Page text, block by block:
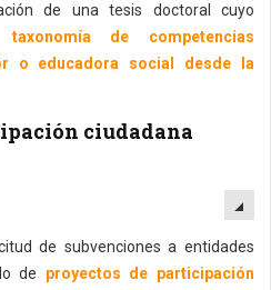
de una tesis doctoral cuyo
taxonomía de competencias
o educadora social desde la
ciudadana
de subvenciones a entidades
de proyectos de participación